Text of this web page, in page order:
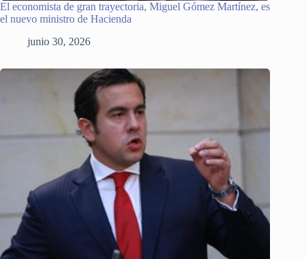
El economista de gran trayectoria, Miguel Gómez Martínez, es
el nuevo ministro de Hacienda
junio 30, 2026